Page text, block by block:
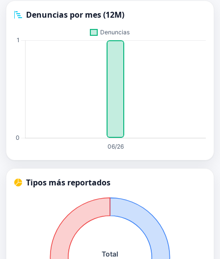
Denuncias por mes (12M)
Tipos más reportados